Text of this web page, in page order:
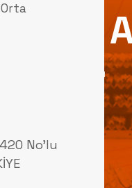
No’lu
Diğer Üretim Alanları